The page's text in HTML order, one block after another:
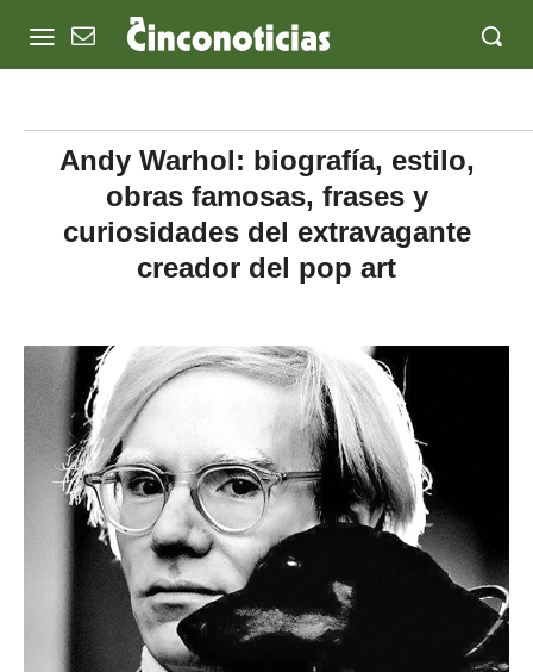
Andy Warhol: biografía, estilo,
obras famosas, frases y
curiosidades del extravagante
creador del pop art